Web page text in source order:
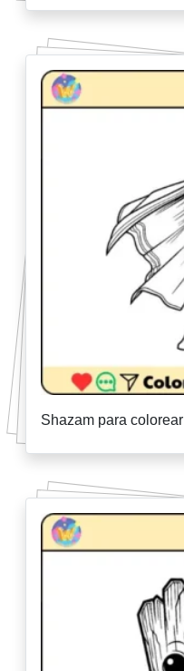
Shazam para colorear